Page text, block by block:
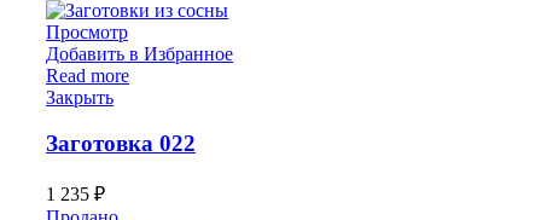
Просмотр
Добавить в Избранное
Read more
Закрыть
Заготовка 022
1 235 ₽